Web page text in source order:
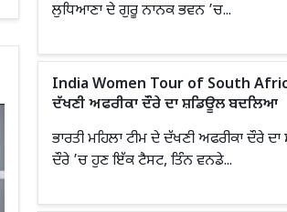
ਲੁਧਿਆਣਾ ਦੇ ਗੁਰੂ ਨਾਨਕ ਭਵਨ ’ਚ...
India Women Tour of South
ਦੱਖਣੀ ਅਫਰੀਕਾ ਦੌਰੇ ਦਾ ਸ਼ਡਿਊਲ ਬਦਲਿਆ
ਭਾਰਤੀ ਮਹਿਲਾ ਟੀਮ ਦੇ ਦੱਖਣੀ ਅਫਰੀਕਾ ਦੌਰੇ
ਦੌਰੇ ’ਚ ਹੁਣ ਇੱਕ ਟੈਸਟ, ਤਿੰਨ ਵਨਡੇ...